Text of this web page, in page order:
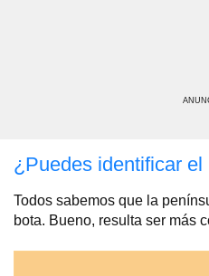
¿Puedes identificar
Todos sabemos que la
bota. Bueno, resulta ser más